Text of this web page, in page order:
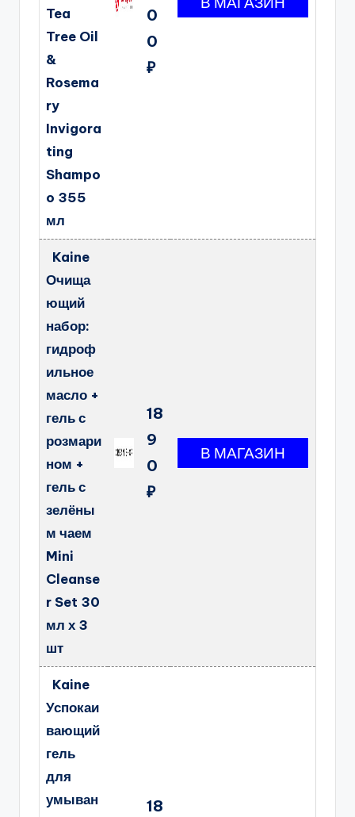
Tea
Tree Oil
&
Rosema
ry
Invigora
ting
Shampo
o 355
мл
0
0
₽
Kaine
Очища
ющий
набор:
гидроф
ильное
масло +
гель с
розмари
ном +
гель с
зелёны
м чаем
Mini
Cleanse
r Set 30
мл х 3
шт
18
9
0
₽
Kaine
Успокаи
вающий
гель
для
умыван
18